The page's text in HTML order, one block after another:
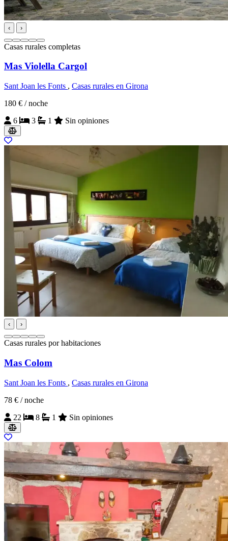
‹ ›
Casas rurales completas
Mas Violella Cargol
Sant Joan les Fonts , Casas rurales en Girona
180 € / noche
6
3 1 Sin opiniones
‹ ›
Casas rurales por habitaciones
Mas Colom
Sant Joan les Fonts , Casas rurales en Girona
78 € / noche
22
8 1 Sin opiniones